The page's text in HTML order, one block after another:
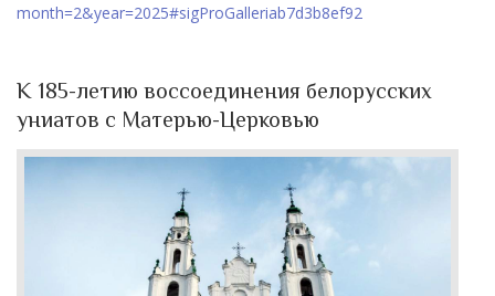
month=2&year=2025#sigProGalleriab7d3b8ef92
К 185-летию воссоединения белорусских
униатов с Матерью-Церковью